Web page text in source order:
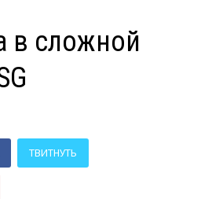
в сложной
ТВИТНУТЬ